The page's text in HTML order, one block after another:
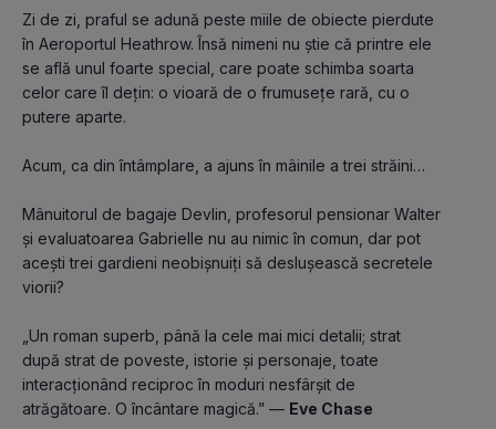
Zi de zi, praful se adună peste miile de obiecte pierdute
în Aeroportul Heathrow. Însă nimeni nu știe că printre ele
se află unul foarte special, care poate schimba soarta
celor care îl dețin: o vioară de o frumusețe rară, cu o
putere aparte.
Acum, ca din întâmplare, a ajuns în mâinile a trei străini…
Mânuitorul de bagaje Devlin, profesorul pensionar Walter
și evaluatoarea Gabrielle nu au nimic în comun, dar pot
acești trei gardieni neobișnuiți să deslușească secretele
viorii?
„Un roman superb, până la cele mai mici detalii; strat
după strat de poveste, istorie și personaje, toate
interacționând reciproc în moduri nesfârșit de
atrăgătoare. O încântare magică.” — Eve Chase